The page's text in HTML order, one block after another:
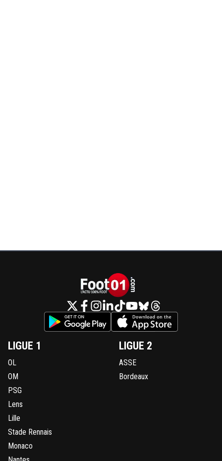
LIGUE 1
OL
OM
PSG
Lens
Lille
Stade Rennais
Monaco
LIGUE 2
ASSE
Bordeaux